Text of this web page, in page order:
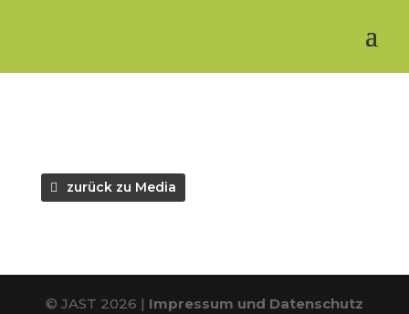
zurück zu Media
© JAST 2026 | Impressum und Datenschutz